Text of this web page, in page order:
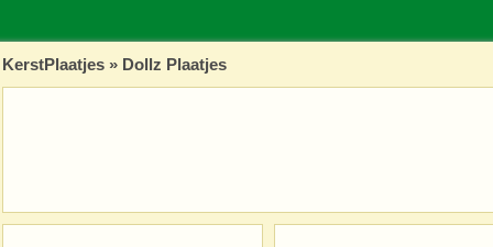
KerstPlaatjes » Dollz Plaatjes